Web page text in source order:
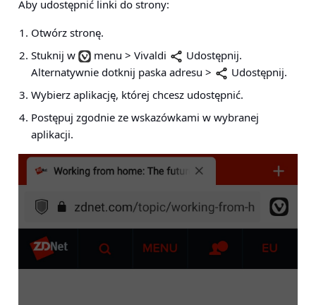
Aby udostępnić linki do strony:
Otwórz stronę.
Stuknij w
menu > Vivaldi Udostępnij.
Alternatywnie dotknij paska adresu > Udostępnij.
Wybierz aplikację, której chcesz udostępnić.
Postępuj zgodnie ze wskazówkami w wybranej
aplikacji.